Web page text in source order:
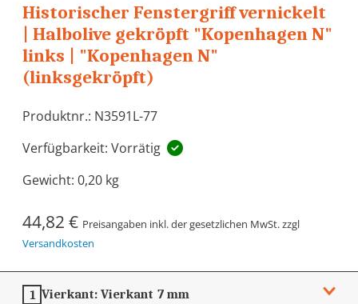
Historischer Fenstergriff vernickelt
| Halbolive gekröpft "Kopenhagen N"
links | "Kopenhagen N"
(linksgekröpft)
Produktnr.: N3591L-77
Verfügbarkeit: Vorrätig
Gewicht: 0,20 kg
44,82 € Preisangaben inkl. der gesetzlichen MwSt. zzgl
Versandkosten
1 Vierkant:Vierkant 7 mm